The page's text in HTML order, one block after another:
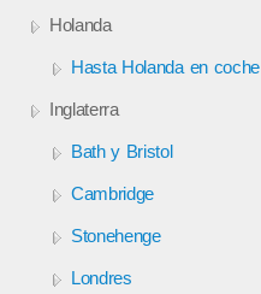
Holanda
Hasta Holanda en coche
Inglaterra
Bath y Bristol
Cambridge
Stonehenge
Londres